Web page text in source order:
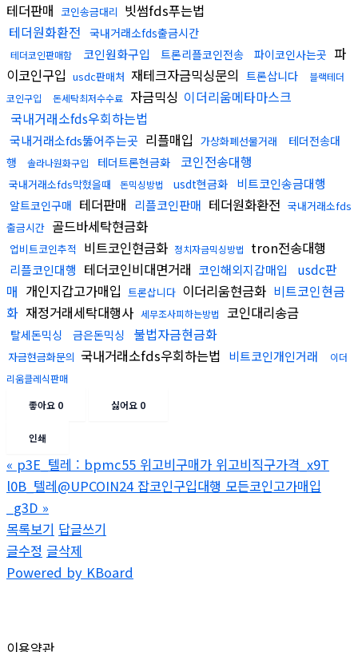
테더판매 코인송금대리 빗썸fds푸는법
테더원화환전 국내거래소fds출금시간
테더코인판매함 코인원화구입 트론리플코인전송 파이코인사는곳 파
이코인구입 usdc판매처 재테크자금믹싱문의 트론삽니다
블랙테더
코인구입
돈세탁최저수수료 자금믹싱 이더리움메타마스크
국내거래소fds우회하는법
국내거래소fds뚫어주는곳 리플매입 가상화폐선물거래
테더전송대
행
솔라나원화구입 테더트론현금화 코인전송대행
국내거래소fds막혔을때 돈믹싱방법 usdt현금화 비트코인송금대행
알트코인구매 테더판매 리플코인판매 테더원화환전 국내거래소fds
출금시간 골드바세탁현금화
업비트코인추적 비트코인현금화 정치자금믹싱방법 tron전송대행
리플코인대행 테더코인비대면거래 코인해외지갑매입
usdc판
매 개인지갑고가매입 트론삽니다 이더리움현금화 비트코인현금
화 재정거래세탁대행사 세무조사피하는방법 코인대리송금
탈세돈믹싱 금은돈믹싱 불법자금현금화
자금현금화문의 국내거래소fds우회하는법 비트코인개인거래
이더
리움클레식판매
좋아요 0 싫어요 0
인쇄
« p3E_텔레 : bpmc55 위고비구매가 위고비직구가격_x9T
l0B_텔레@UPCOIN24 잡코인구입대행 모든코인고가매입
_g3D »
목록보기 답글쓰기
글수정 글삭제
Powered by KBoard
이용약관